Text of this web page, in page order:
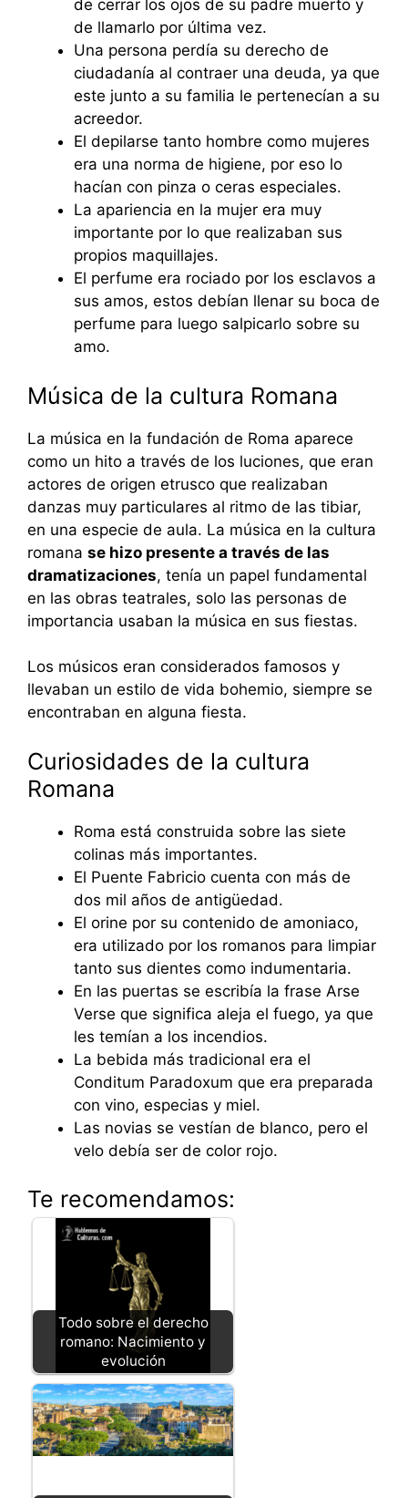
de cerrar los ojos de su padre muerto y
de llamarlo por última vez.
Una persona perdía su derecho de
ciudadanía al contraer una deuda, ya que
este junto a su familia le pertenecían a su
acreedor.
El depilarse tanto hombre como mujeres
era una norma de higiene, por eso lo
hacían con pinza o ceras especiales.
La apariencia en la mujer era muy
importante por lo que realizaban sus
propios maquillajes.
El perfume era rociado por los esclavos a
sus amos, estos debían llenar su boca de
perfume para luego salpicarlo sobre su
amo.
Música de la cultura Romana
La música en la fundación de Roma aparece
como un hito a través de los luciones, que eran
actores de origen etrusco que realizaban
danzas muy particulares al ritmo de las tibiar,
en una especie de aula. La música en la cultura
romana se hizo presente a través de las
dramatizaciones, tenía un papel fundamental
en las obras teatrales, solo las personas de
importancia usaban la música en sus fiestas.
Los músicos eran considerados famosos y
llevaban un estilo de vida bohemio, siempre se
encontraban en alguna fiesta.
Curiosidades de la cultura
Romana
Roma está construida sobre las siete
colinas más importantes.
El Puente Fabricio cuenta con más de
dos mil años de antigüedad.
El orine por su contenido de amoniaco,
era utilizado por los romanos para limpiar
tanto sus dientes como indumentaria.
En las puertas se escribía la frase Arse
Verse que significa aleja el fuego, ya que
les temían a los incendios.
La bebida más tradicional era el
Conditum Paradoxum que era preparada
con vino, especias y miel.
Las novias se vestían de blanco, pero el
velo debía ser de color rojo.
Te recomendamos:
Todo sobre el derecho
romano: Nacimiento y
evolución